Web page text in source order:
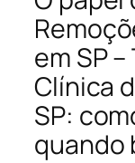
em SP
Clínica
SP:
quando